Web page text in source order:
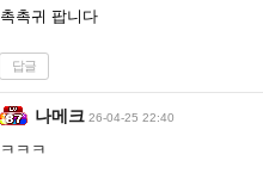
촉촉귀 팝니다
답글
나메크 26-04-25 22:40
ㅋㅋㅋ